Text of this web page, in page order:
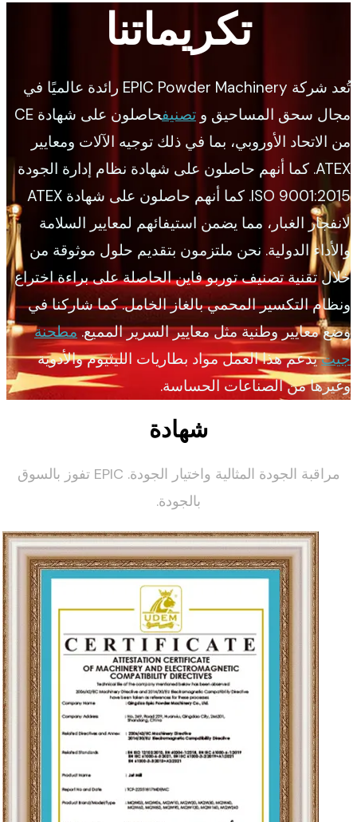
تكريماتنا
تُعد شركة EPIC Powder Machinery رائدة عالميًا في
مجال سحق المساحيق و تصنيف
حاصلون على شهادة CE
من الاتحاد الأوروبي، بما في ذلك توجيه الآلات ومعايير
ATEX. كما أنهم حاصلون على شهادة نظام إدارة الجودة
ISO 9001:2015. كما أنهم حاصلون على شهادة ATEX
لانفجار الغبار، مما يضمن استيفائهم لمعايير السلامة
والأداء الدولية. نحن ملتزمون بتقديم حلول موثوقة من
خلال تقنية تصنيف توربو فاين الحاصلة على براءة اختراع
ونظام التكسير المحمي بالغاز الخامل. كما شاركنا في
وضع معايير وطنية مثل معايير السرير المميع.مطحنة
جيتيدعم هذا العمل مواد بطاريات الليثيوم والأدوية
وغيرها من الصناعات الحساسة.
شهادة
مراقبة الجودة المثالية واختيار الجودة. EPIC تفوز بالسوق
بالجودة.